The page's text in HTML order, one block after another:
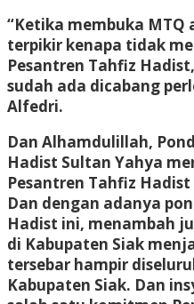
“Ketika membuka MTQ
terpikir kenapa tidak
Pesantren Tahfiz
sudah ada dicabang
Alfedri.
Dan Alhamdulillah,
Hadist Sultan Yahya
Pesantren Tahfiz
Dan dengan adanya
Hadist ini, menambah
di Kabupaten Siak
tersebar hampir
Kabupaten Siak. Dan